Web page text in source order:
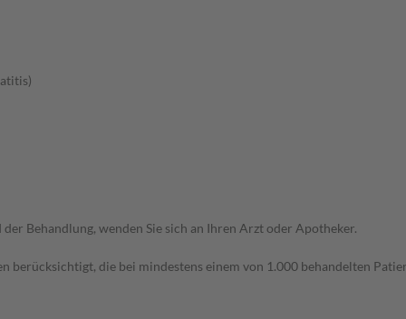
Behandlung, wenden Sie sich an Ihren Arzt oder Apotheker.
die bei mindestens einem von 1.000 behandelten